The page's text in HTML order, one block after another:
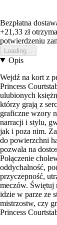
Bezpłatna
+21,33 zł
potwierdzeniu
Loading...
Opis
Wejdź na kort z
Princess
ulubionych
którzy grają z
graficzne wzory
narracji i stylu,
jak i poza nim.
do powierzchni
pozwala na
Połączenie
oddychalność,
przyczepność,
meczów. Świętuj
idzie w parze ze
mistrzostw, czy
Princess